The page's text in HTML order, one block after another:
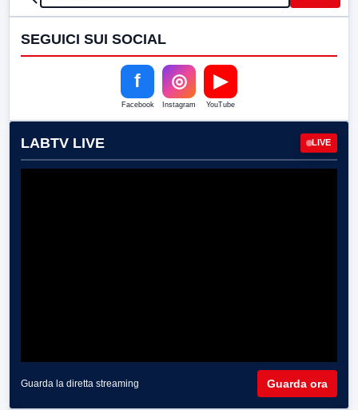
SEGUICI SUI SOCIAL
f
Facebook
◎
Instagram
▶
YouTube
LABTV LIVE LIVE
Guarda la diretta streaming Guarda ora